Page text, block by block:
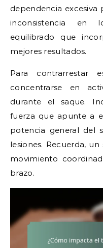
dependencia
inconsistencia en
equilibrado que
mejores resultados.
Para contrarrestar
concentrarse en
durante el saque.
fuerza que apunte a
potencia general del
lesiones. Recuerda,
movimiento
brazo.